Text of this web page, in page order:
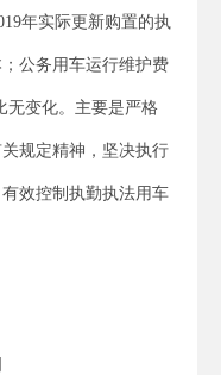
年实际更新购置的执
公务用车运行维护费
无变化。主要是严格
规定精神，坚决执行
效控制执勤执法用车